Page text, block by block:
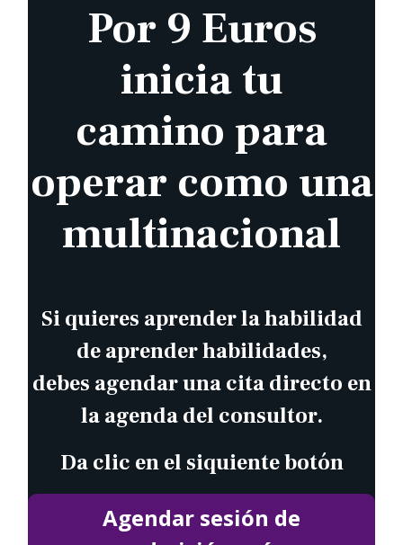
Por 9 Euros
inicia tu
camino para
operar como una
multinacional
Si quieres aprender la habilidad
de aprender habilidades,
debes agendar una cita directo en
la agenda del consultor.
Da clic en el siquiente botón
Agendar sesión de